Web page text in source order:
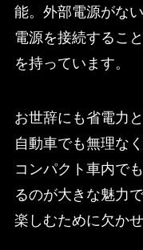
能。外部電源がな
電源を接続するこ
を持っています。
お世辞にも省電力
自動車でも無理な
コンパクト車内で
るのが大きな魅力
楽しむために欠か